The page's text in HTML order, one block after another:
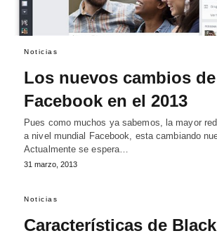
Noticias
Los nuevos cambios de
Facebook en el 2013
Pues como muchos ya sabemos, la mayor
a nivel mundial Facebook, esta cambiando
Actualmente se espera…
31 marzo, 2013
Noticias
Características de